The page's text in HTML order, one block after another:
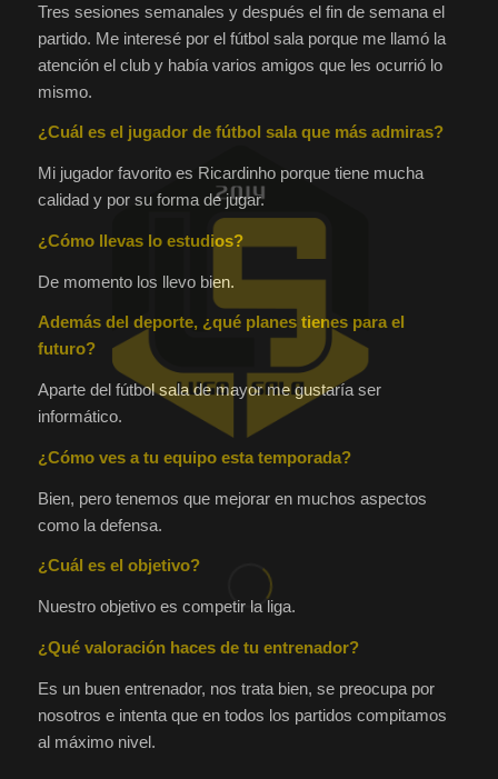
Tres sesiones semanales y después el fin de semana el
partido. Me interesé por el fútbol sala porque me llamó la
atención el club y había varios amigos que les ocurrió lo
mismo.
¿Cuál es el jugador de fútbol sala que más admiras?
Mi jugador favorito es Ricardinho porque tiene mucha
calidad y por su forma de jugar.
¿Cómo llevas lo estudios?
De momento los llevo bien.
Además del deporte, ¿qué planes tienes para el
futuro?
Aparte del fútbol sala de mayor me gustaría ser
informático.
¿Cómo ves a tu equipo esta temporada?
Bien, pero tenemos que mejorar en muchos aspectos
como la defensa.
¿Cuál es el objetivo?
Nuestro objetivo es competir la liga.
¿Qué valoración haces de tu entrenador?
Es un buen entrenador, nos trata bien, se preocupa por
nosotros e intenta que en todos los partidos compitamos
al máximo nivel.